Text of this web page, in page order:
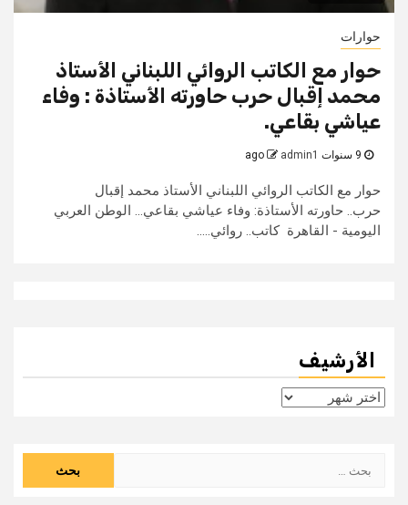
حوارات
حوار مع الكاتب الروائي اللبناني الأستاذ
محمد إقبال حرب حاورته الأستاذة : وفاء
عياشي بقاعي.
admin1
حوار مع الكاتب الروائي اللبناني الأستاذ محمد إقبال
حرب.. حاورته الأستاذة: وفاء عياشي بقاعي... الوطن العربي
اليومية - القاهرة كاتب.. روائي.....
الأرشيف
الأرشيف
عن: